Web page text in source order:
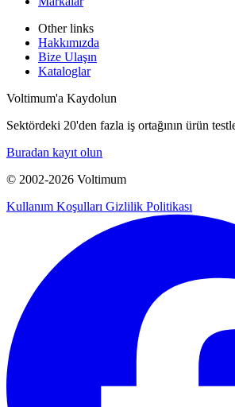
Other links
Hakkımızda
Bize Ulaşın
Kataloglar
Voltimum'a Kaydolun
Sektördeki 20'den fazla iş ortağının ürün
Buradan kayıt olun
© 2002-2026 Voltimum
Kullanım Koşulları Gizlilik Politikası